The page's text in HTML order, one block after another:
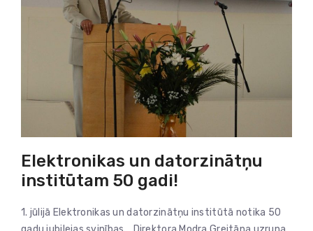
Elektronikas un datorzinātņu
institūtam 50 gadi!
1. jūlijā Elektronikas un datorzinātņu institūtā notika 50